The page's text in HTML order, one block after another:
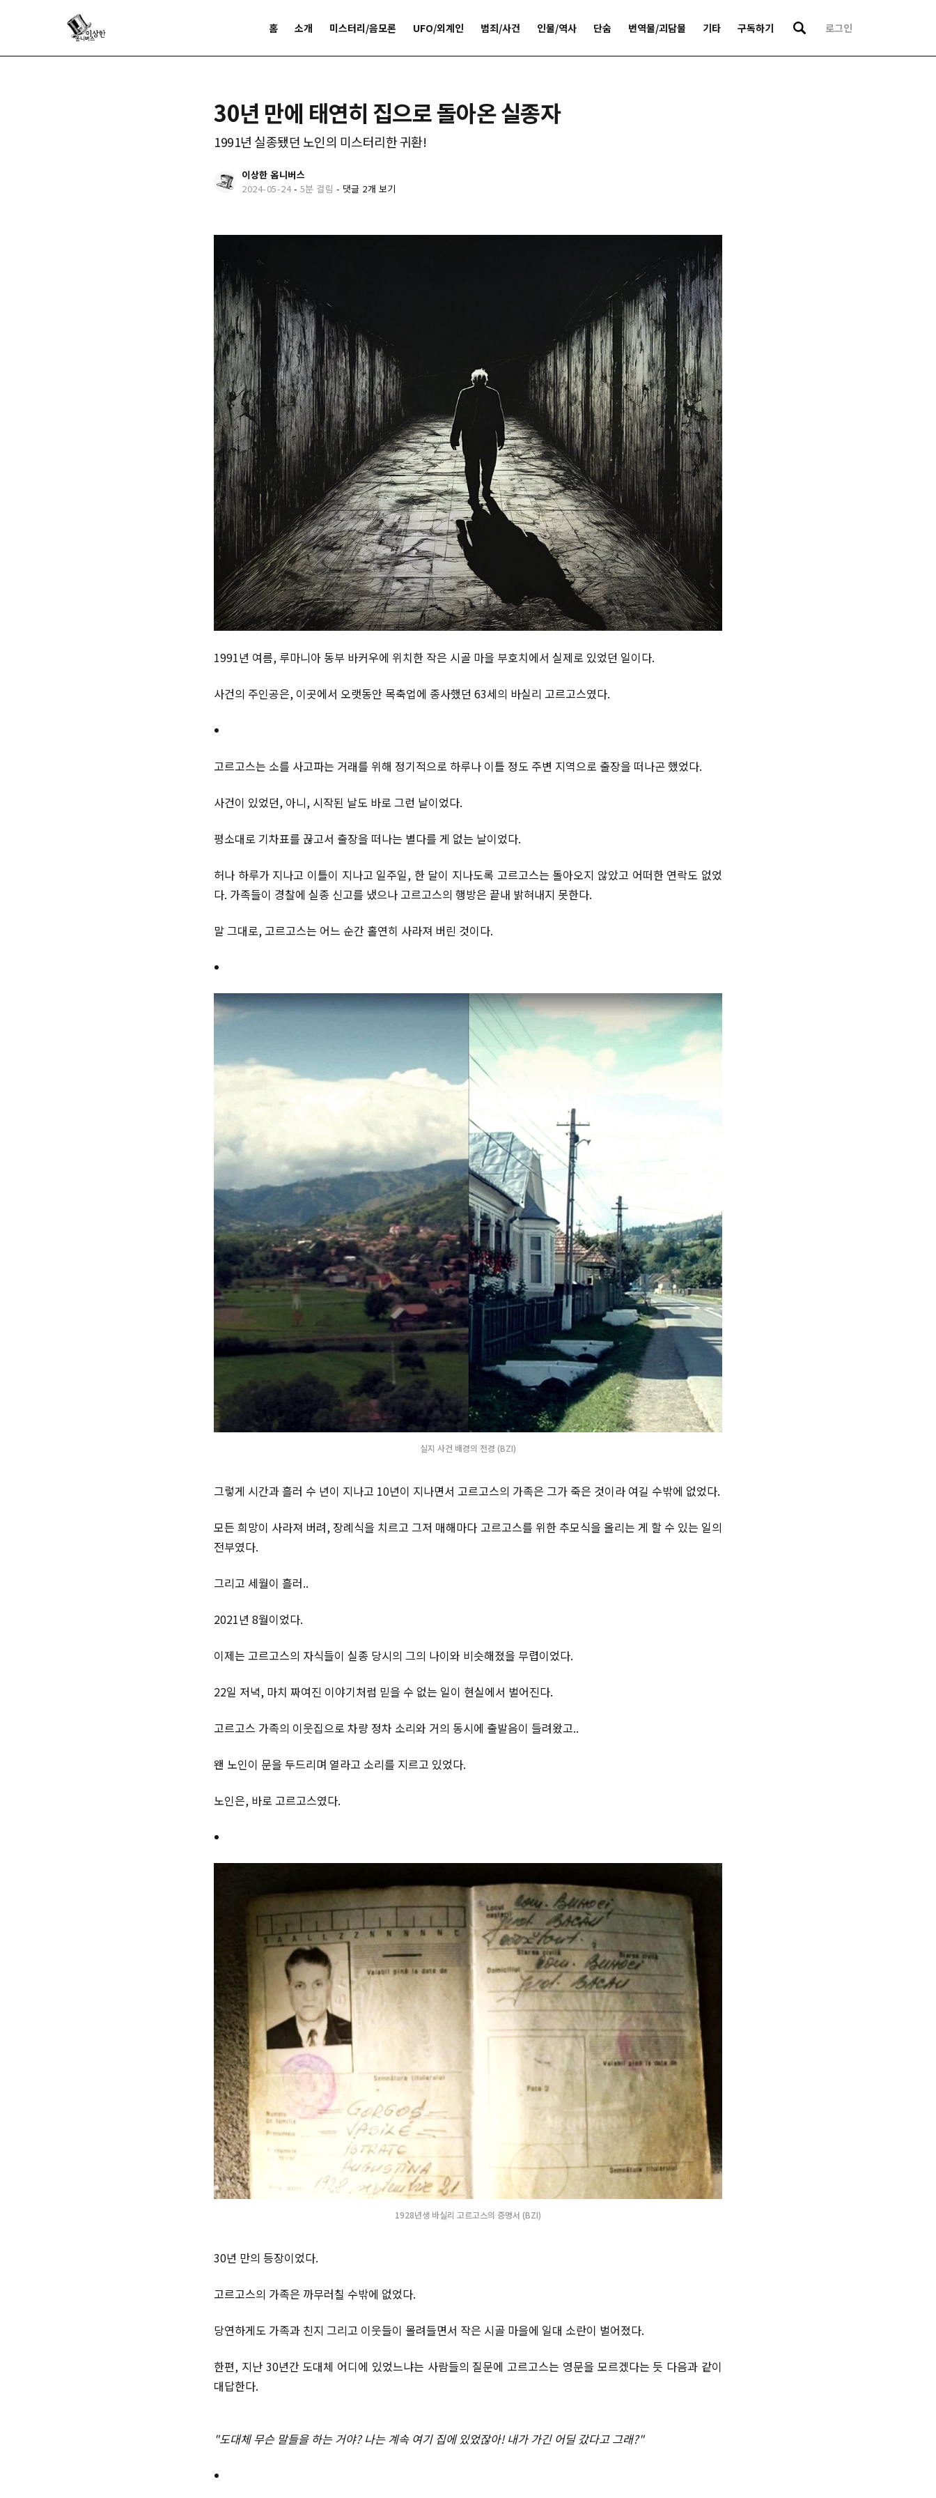
홈 소개 미스터리/음모론 UFO/외계인 범죄/사건 인물/역사 단숨 번역물/괴담물 기타 구독하기 로그인
30년 만에 태연히 집으로 돌아온 실종자
1991년 실종됐던 노인의 미스터리한 귀환!
이상한 옴니버스
2024-05-24- 5분 걸림 - 댓글 2개 보기
1991년 여름, 루마니아 동부 바커우에 위치한 작은 시골 마을 부호치에서 실제로 있었던 일이다.
사건의 주인공은, 이곳에서 오랫동안 목축업에 종사했던 63세의 바실리 고르고스였다.
고르고스는 소를 사고파는 거래를 위해 정기적으로 하루나 이틀 정도 주변 지역으로 출장을 떠나곤 했었다.
사건이 있었던, 아니, 시작된 날도 바로 그런 날이었다.
평소대로 기차표를 끊고서 출장을 떠나는 별다를 게 없는 날이었다.
허나 하루가 지나고 이틀이 지나고 일주일, 한 달이 지나도록 고르고스는 돌아오지 않았고 어떠한 연락도 없었
다. 가족들이 경찰에 실종 신고를 냈으나 고르고스의 행방은 끝내 밝혀내지 못한다.
말 그대로, 고르고스는 어느 순간 홀연히 사라져 버린 것이다.
실지 사건 배경의 전경 (BZI)
그렇게 시간과 흘러 수 년이 지나고 10년이 지나면서 고르고스의 가족은 그가 죽은 것이라 여길 수밖에 없었다.
모든 희망이 사라져 버려, 장례식을 치르고 그저 매해마다 고르고스를 위한 추모식을 올리는 게 할 수 있는 일의
전부였다.
그리고 세월이 흘러..
2021년 8월이었다.
이제는 고르고스의 자식들이 실종 당시의 그의 나이와 비슷해졌을 무렵이었다.
22일 저녁, 마치 짜여진 이야기처럼 믿을 수 없는 일이 현실에서 벌어진다.
고르고스 가족의 이웃집으로 차량 정차 소리와 거의 동시에 출발음이 들려왔고..
왠 노인이 문을 두드리며 열라고 소리를 지르고 있었다.
노인은, 바로 고르고스였다.
1928년생 바실리 고르고스의 증명서 (BZI)
30년 만의 등장이었다.
고르고스의 가족은 까무러칠 수밖에 없었다.
당연하게도 가족과 친지 그리고 이웃들이 몰려들면서 작은 시골 마을에 일대 소란이 벌어졌다.
한편, 지난 30년간 도대체 어디에 있었느냐는 사람들의 질문에 고르고스는 영문을 모르겠다는 듯 다음과 같이
대답한다.
"도대체 무슨 말들을 하는 거야? 나는 계속 여기 집에 있었잖아! 내가 가긴 어딜 갔다고 그래?"